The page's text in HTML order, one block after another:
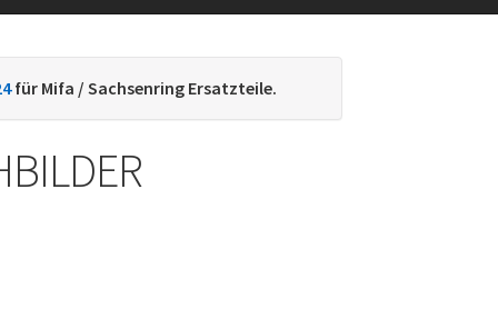
für Mifa / Sachsenring Ersatzteile.